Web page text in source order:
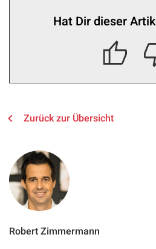
Hat Dir dieser
Zurück zur Übersicht
Robert Zimmermann